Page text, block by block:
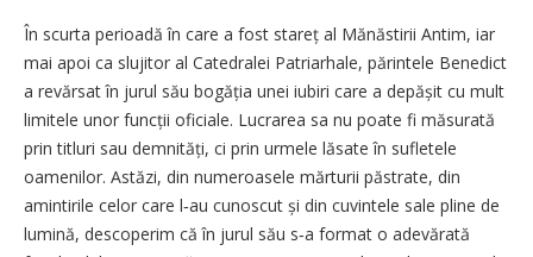
În scurta perioadă în care a fost stareț al Mănăstirii Antim, iar
mai apoi ca slujitor al Catedralei Patriarhale, părintele Benedict
a revărsat în jurul său bogăția unei iubiri care a depășit cu mult
limitele unor funcții oficiale. Lucrarea sa nu poate fi măsurată
prin titluri sau demnități, ci prin urmele lăsate în sufletele
oamenilor. Astăzi, din numeroasele mărturii păstrate, din
amintirile celor care l‑au cunoscut și din cuvintele sale pline de
lumină, descoperim că în jurul său s‑a format o adevărată